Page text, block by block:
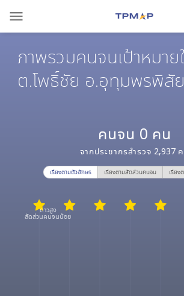
menu
ภาพรวมคนจนเป้าหมา
ต.โพธิ์ชัย อ.อุทุมพรพิสั
คนจน 0 คน
จากประชากรสำรวจ 2,937
เรียงตามตัวอักษร เรียงตามสัดส่วนคนจน เรียง
ดาวสูง
สัดส่วนคนจนน้อย